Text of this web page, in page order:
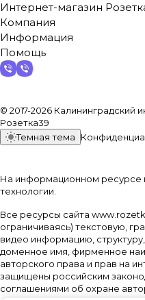
Интернет-магазин
Компания
Информация
Помощь
© 2017-2026 Калининградский
Розетка39
Темная тема
На информационном ресурсе
технологии
Все ресурсы сайта
ограничиваясь) текстовую,
видео информацию,
доменное имя, фирменное
авторского права и прав на
защищены российским
соглашениями об охране